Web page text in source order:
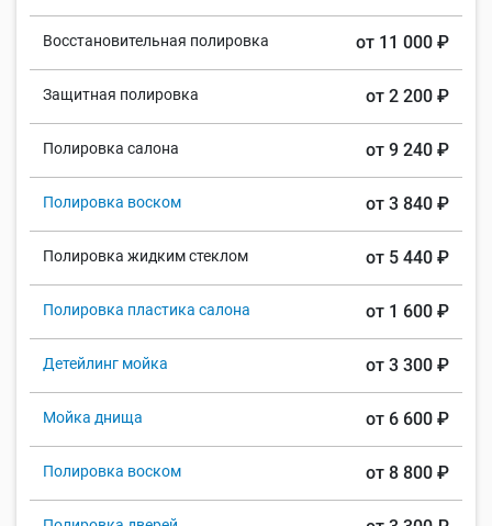
Восстановительная полировка от 11 000 ₽
Защитная полировка от 2 200 ₽
Полировка салона от 9 240 ₽
Полировка воском от 3 840 ₽
Полировка жидким стеклом от 5 440 ₽
Полировка пластика салона от 1 600 ₽
Детейлинг мойка от 3 300 ₽
Мойка днища от 6 600 ₽
Полировка воском от 8 800 ₽